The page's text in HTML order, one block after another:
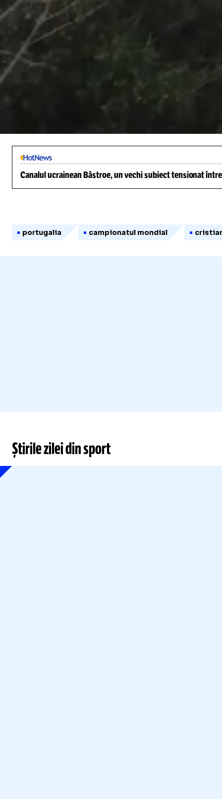
Canalul ucrainean Bâstroe, un vechi subiect tensionat
portugalia campionatul mondial
Știrile zilei din sport